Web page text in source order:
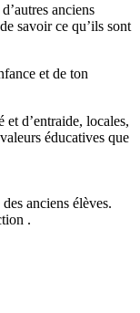
anciens
savoir ce qu’ils sont
et de ton
d’entraide, locales,
éducatives que
anciens élèves.
.